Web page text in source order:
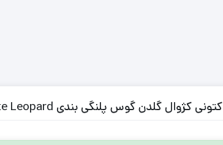
کتونی کژوال گلدن گوس پلنگی بندی Golden Goose White Leopard